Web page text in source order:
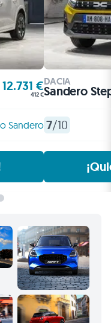
12.731 €
412 €
Sandero
DACIA
Sandero
7/10